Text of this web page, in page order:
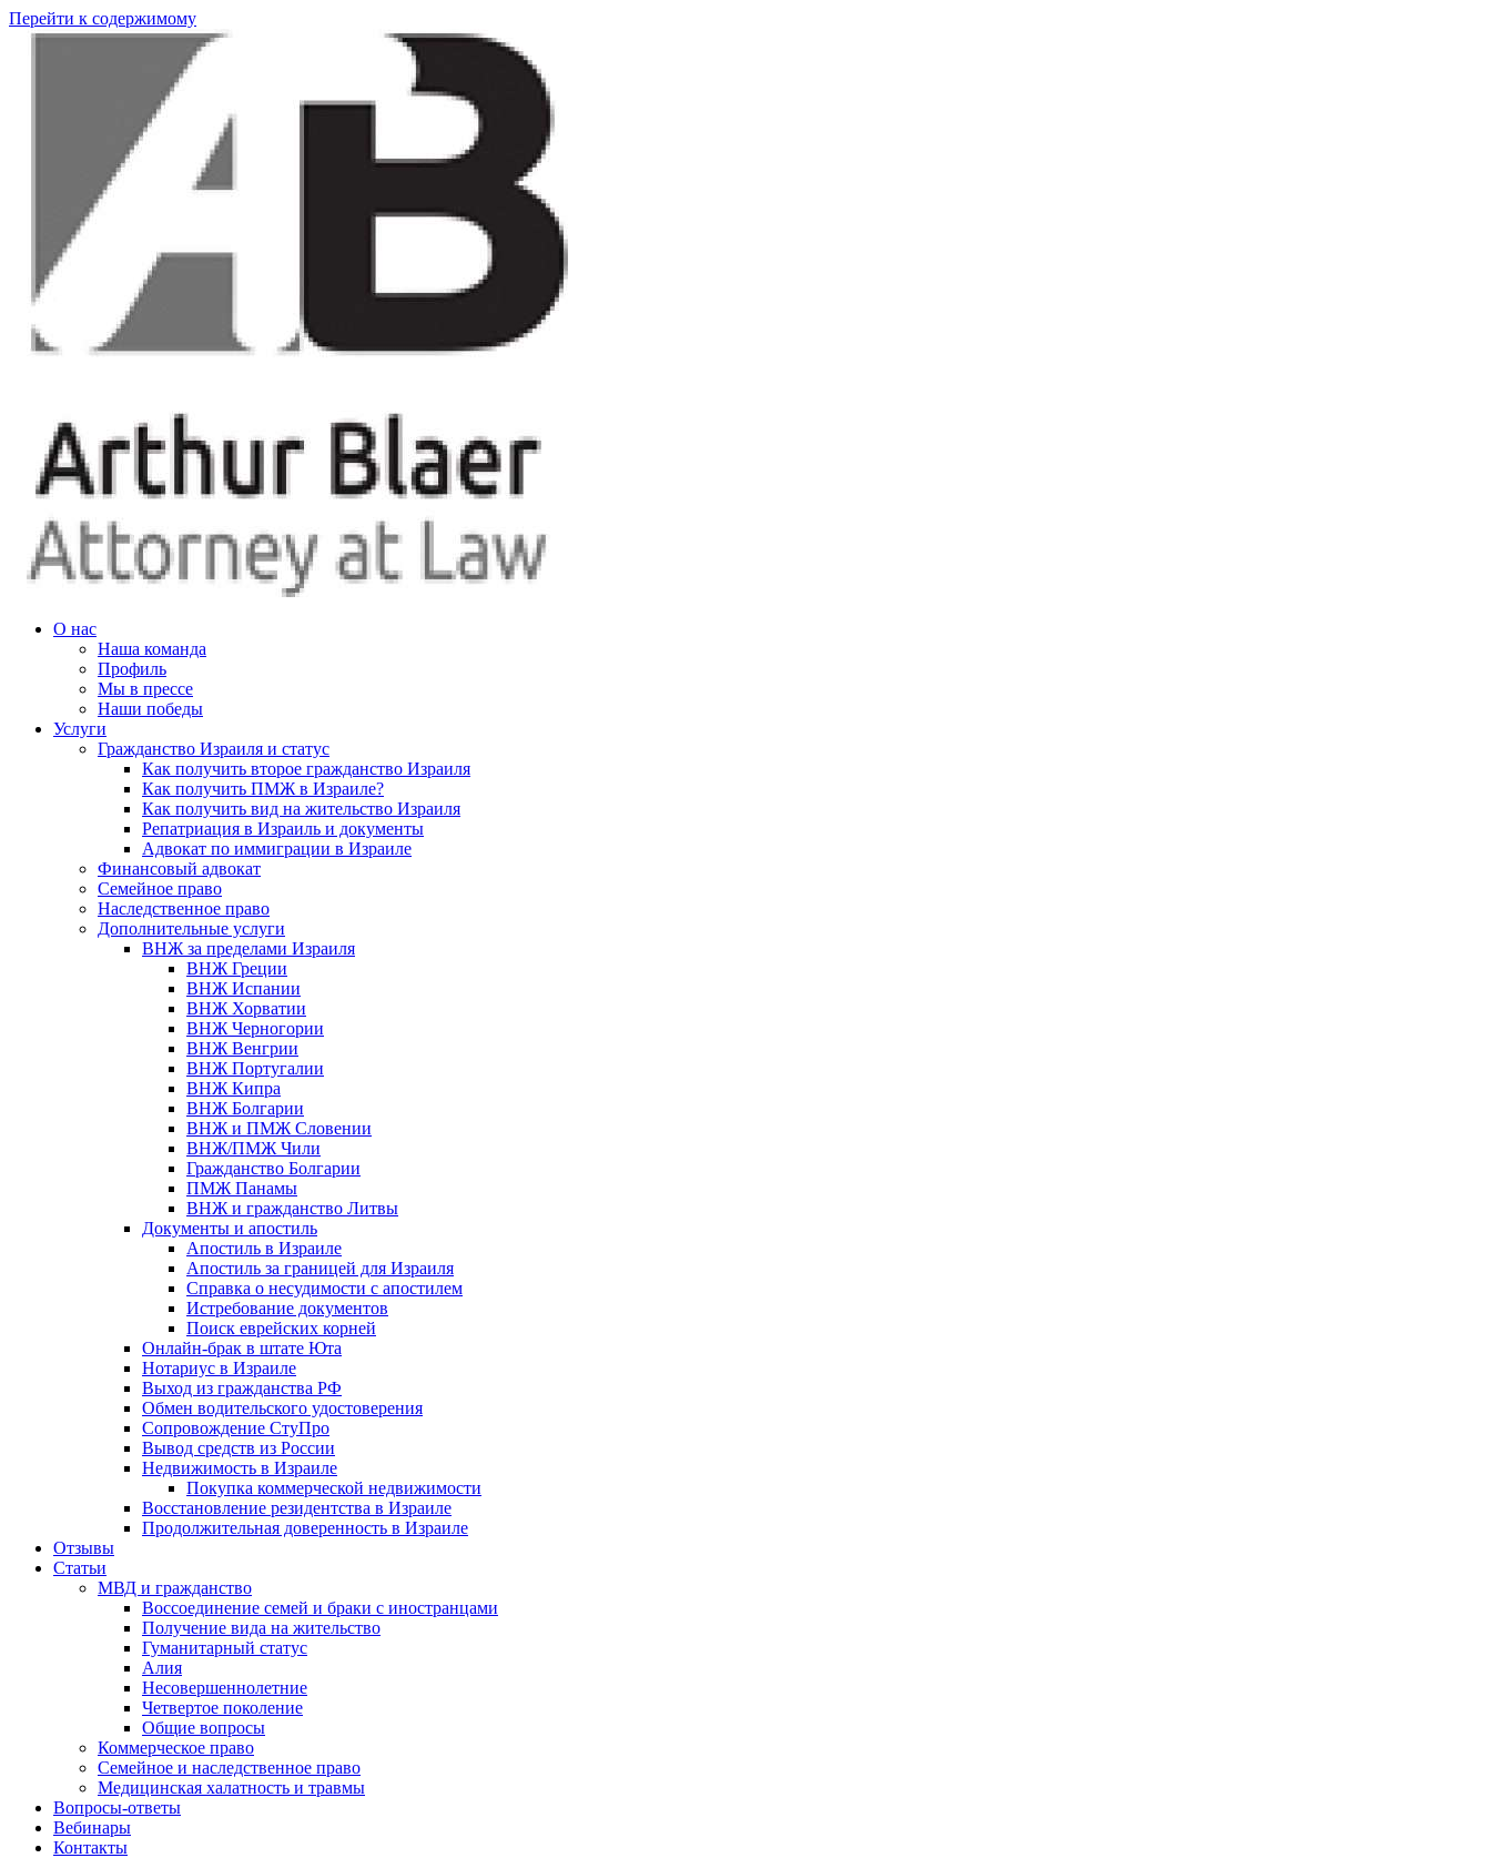
Перейти к содержимому
О нас
Наша команда
Профиль
Мы в прессе
Наши победы
Услуги
Гражданство Израиля и статус
Как получить второе гражданство Израиля
Как получить ПМЖ в Израиле?
Как получить вид на жительство Израиля
Репатриация в Израиль и документы
Адвокат по иммиграции в Израиле
Финансовый адвокат
Семейное право
Наследственное право
Дополнительные услуги
ВНЖ за пределами Израиля
ВНЖ Греции
ВНЖ Испании
ВНЖ Хорватии
ВНЖ Черногории
ВНЖ Венгрии
ВНЖ Португалии
ВНЖ Кипра
ВНЖ Болгарии
ВНЖ и ПМЖ Словении
ВНЖ/ПМЖ Чили
Гражданство Болгарии
ПМЖ Панамы
ВНЖ и гражданство Литвы
Документы и апостиль
Апостиль в Израиле
Апостиль за границей для Израиля
Справка о несудимости с апостилем
Истребование документов
Поиск еврейских корней
Онлайн-брак в штате Юта
Нотариус в Израиле
Выход из гражданства РФ
Обмен водительского удостоверения
Сопровождение СтуПро
Вывод средств из России
Недвижимость в Израиле
Покупка коммерческой недвижимости
Восстановление резидентства в Израиле
Продолжительная доверенность в Израиле
Отзывы
Статьи
МВД и гражданство
Воссоединение семей и браки с иностранцами
Получение вида на жительство
Гуманитарный статус
Алия
Несовершеннолетние
Четвертое поколение
Общие вопросы
Коммерческое право
Семейное и наследственное право
Медицинская халатность и травмы
Вопросы-ответы
Вебинары
Контакты